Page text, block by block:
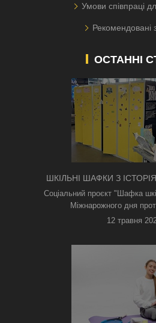
Умови співпраці
Рекомендовані
ОСТАННІ
ШКІЛЬНІ ШАФКИ З
З'ЯВИЛИСЯ В
Соціальний проєкт "Шафка
Міжнарожного дня
12 травня